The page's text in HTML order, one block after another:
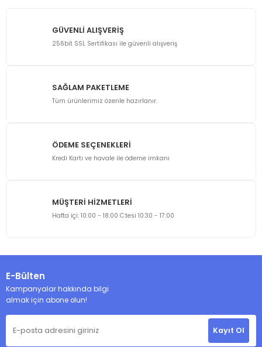
GÜVENLİ ALIŞVERİŞ
256bit SSL Sertifikası ile güvenli alışveriş
SAĞLAM PAKETLEME
Tüm ürünlerimiz özenle hazırlanır.
ÖDEME SEÇENEKLERİ
Kredi Kartı ve havale ile ödeme imkanı
MÜŞTERİ HİZMETLERİ
Hafta içi: 10:00 - 18:00 C.tesi 10:30 - 17:00
E-Bülten
Kampanyalar hakkında bilgi
almak için abone olun!
Kayıt Ol